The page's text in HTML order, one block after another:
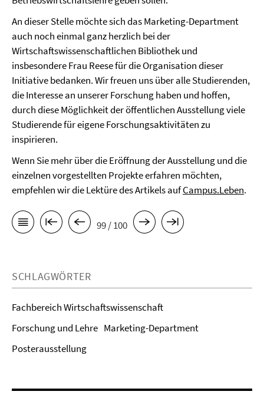
An dieser Stelle möchte sich das Marketing-Department
auch noch einmal ganz herzlich bei der
Wirtschaftswissenschaftlichen Bibliothek und
insbesondere Frau Reese für die Organisation dieser
Initiative bedanken. Wir freuen uns über alle Studierenden,
die Interesse an unserer Forschung haben und hoffen,
durch diese Möglichkeit der öffentlichen Ausstellung viele
Studierende für eigene Forschungsaktivitäten zu
inspirieren.
Wenn Sie mehr über die Eröffnung der Ausstellung und die
einzelnen vorgestellten Projekte erfahren möchten,
empfehlen wir die Lektüre des Artikels aufCampus.Leben.
99 / 100
SCHLAGWÖRTER
Fachbereich Wirtschaftswissenschaft
Forschung und Lehre Marketing-Department
Posterausstellung